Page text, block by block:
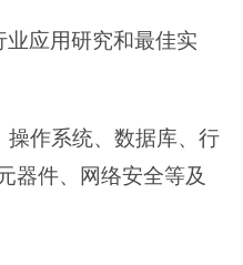
应用研究和最佳实
作系统、数据库、行
器件、网络安全等及